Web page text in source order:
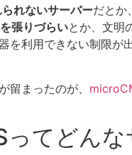
れないサーバーだとか、
張りづらいとか、文明
を利用できない制限が
留まったのが、
てどんな